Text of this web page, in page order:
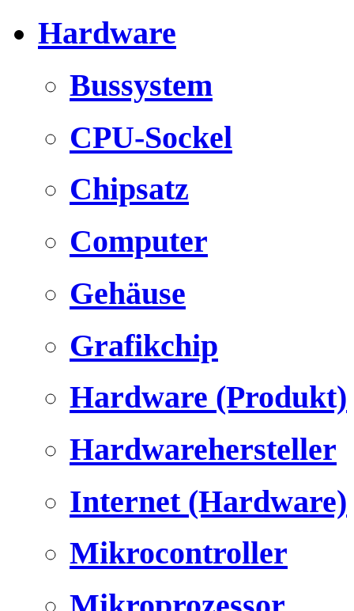
Hardware
Bussystem
CPU-Sockel
Chipsatz
Computer
Gehäuse
Grafikchip
Hardware (Produkt)
Hardwarehersteller
Internet (Hardware)
Mikrocontroller